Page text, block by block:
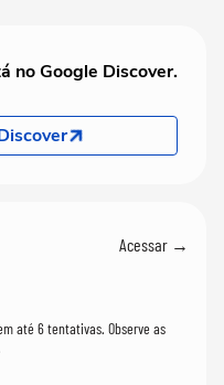
no Google Discover.
Acessar →
até 6 tentativas. Observe as